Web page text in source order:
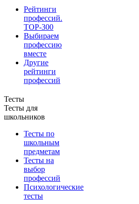
Рейтинги
профессий.
TOP-300
Выбираем
профессию
вместе
Другие
рейтинги
профессий
Тесты
Тесты для
школьников
Тесты по
школьным
предметам
Тесты на
выбор
профессий
Психологические
тесты